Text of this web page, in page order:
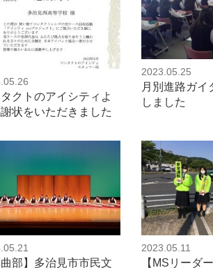
クトのアイシティよ
状をいただきました
2023.05.25
月別進路ガイ
しました
曲部】多治見市市民文
2023.05.11
【MSリーダ